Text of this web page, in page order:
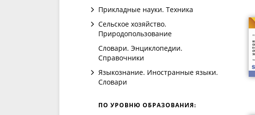
Прикладные науки. Техника
Сельское хозяйство.
Природопользование
Словари. Энциклопедии.
Справочники
Языкознание. Иностранные языки.
Словари
ПО УРОВНЮ ОБРАЗОВАНИЯ: